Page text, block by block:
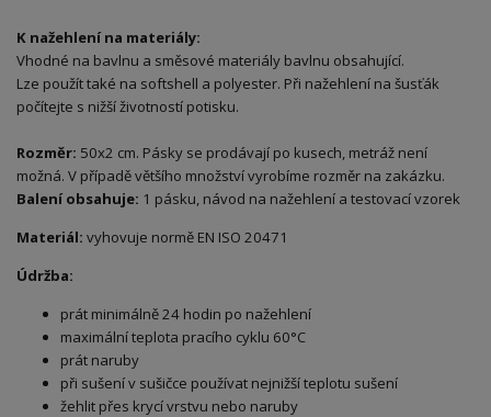
K nažehlení na materiály:
Vhodné na bavlnu a směsové materiály bavlnu obsahující.
Lze použít také na softshell a polyester. Při nažehlení na šusťák
počítejte s nižší životností potisku.
Rozměr: 50x2 cm. Pásky se prodávají po kusech, metráž není
možná. V případě většího množství vyrobíme rozměr na zakázku.
Balení obsahuje: 1 pásku, návod na nažehlení a testovací vzorek
Materiál: vyhovuje normě EN ISO 20471
Údržba:
prát minimálně 24 hodin po nažehlení
maximální teplota pracího cyklu 60°C
prát naruby
při sušení v sušičce používat nejnižší teplotu sušení
žehlit přes krycí vrstvu nebo naruby